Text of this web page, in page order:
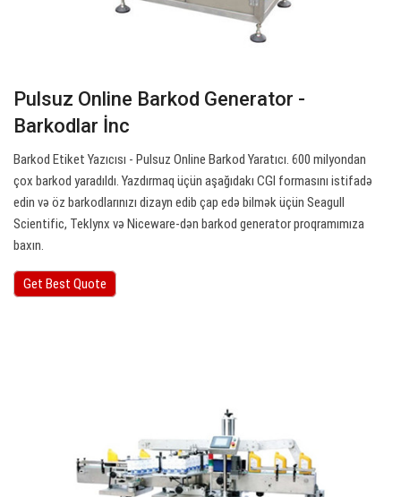
Pulsuz Online Barkod Generator -
Barkodlar İnc
Barkod Etiket Yazıcısı - Pulsuz Online Barkod Yaratıcı. 600 milyondan
çox barkod yaradıldı. Yazdırmaq üçün aşağıdakı CGI formasını istifadə
edin və öz barkodlarınızı dizayn edib çap edə bilmək üçün Seagull
Scientific, Teklynx və Niceware-dən barkod generator proqramımıza
baxın.
Get Best Quote